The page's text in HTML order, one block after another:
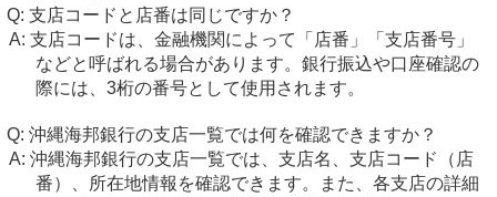
支店コードと店番は同じですか？
支店コードは、金融機関によって「店番」「支店番号」
などと呼ばれる場合があります。銀行振込や口座確認の
際には、3桁の番号として使用されます。
沖縄海邦銀行の支店一覧では何を確認できますか？
沖縄海邦銀行の支店一覧では、支店名、支店コード（店
番）、所在地情報を確認できます。また、各支店の詳細